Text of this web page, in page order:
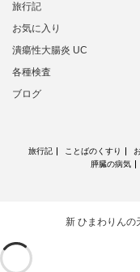
旅行記
お気に入り
潰瘍性大腸炎 UC
各種検査
ブログ
旅行記 ことばのくすり
膵臓の病気
新 ひまわりんの